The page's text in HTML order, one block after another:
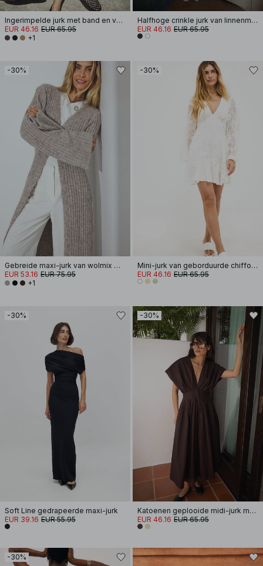
Ingerimpelde jurk met band en volume
EUR 46.16 EUR 65.95
+1
Halfhoge crinkle jurk van linnenmix met volumineuze band
EUR 46.16 EUR 65.95
-30%
Gebreide maxi-jurk van wolmix met vest
EUR 53.16 EUR 75.95
+1
-30%
Mini-jurk van geborduurde chiffon met lange mouwen
EUR 46.16 EUR 65.95
-30%
Soft Line gedrapeerde maxi-jurk
EUR 39.16 EUR 55.95
-30%
Katoenen geplooide midi-jurk met korte mouwen
EUR 46.16 EUR 65.95
-30%